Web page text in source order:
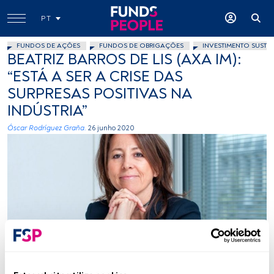
PT
FUNDOS DE AÇÕES FUNDOS DE OBRIGAÇÕES INVESTIMENTO
BEATRIZ BARROS DE LIS (AXA IM):
“ESTÁ A SER A CRISE DAS
SURPRESAS POSITIVAS NA
INDÚSTRIA”
Óscar Rodríguez Graña. 26 junho 2020
Foto cedida